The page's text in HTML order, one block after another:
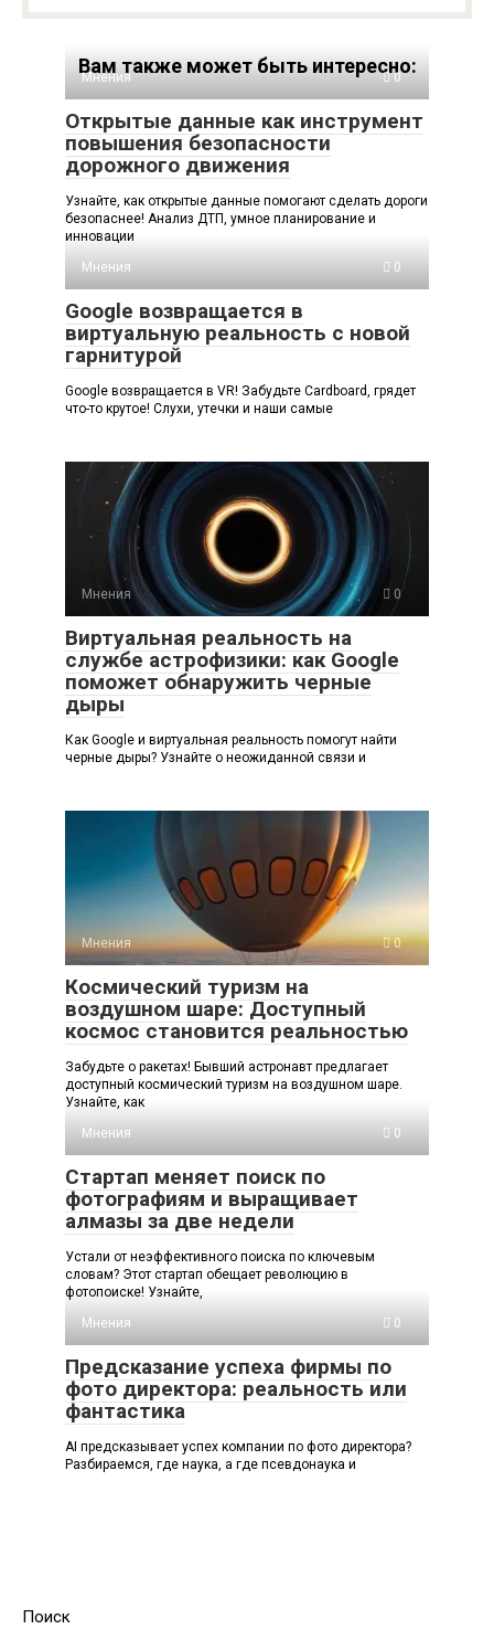
Вам также может быть интересно:
Мнения 0
Открытые данные как инструмент
повышения безопасности
дорожного движения
Узнайте, как открытые данные помогают сделать дороги
безопаснее! Анализ ДТП, умное планирование и
инновации
Мнения
0
Google возвращается в
виртуальную реальность с новой
гарнитурой
Google возвращается в VR! Забудьте Cardboard, грядет
что-то крутое! Слухи, утечки и наши самые
Мнения 0
Виртуальная реальность на
службе астрофизики: как Google
поможет обнаружить черные
дыры
Как Google и виртуальная реальность помогут найти
черные дыры? Узнайте о неожиданной связи и
Мнения 0
Космический туризм на
воздушном шаре: Доступный
космос становится реальностью
Забудьте о ракетах! Бывший астронавт предлагает
доступный космический туризм на воздушном шаре.
Узнайте, как
Мнения
0
Стартап меняет поиск по
фотографиям и выращивает
алмазы за две недели
Устали от неэффективного поиска по ключевым
словам? Этот стартап обещает революцию в
фотопоиске! Узнайте,
Мнения
0
Предсказание успеха фирмы по
фото директора: реальность или
фантастика
AI предсказывает успех компании по фото директора?
Разбираемся, где наука, а где псевдонаука и
Поиск